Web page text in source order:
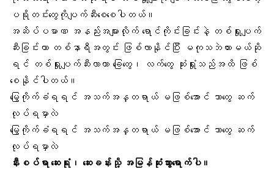
ပရိုတင်းတွေကိုပျက်ဆီးစေစေပါတယ်။
အဆိပ်ပမာဏ အနည်းအများလိုက် ရောင်ကိုင်းခြင်းနဲ့ တစ်ရှုးပျက်
ဆီးခြင်းဟာ တစ်နာရီအတွင်း ဖြစ်လာနိုင်ပြီး မကုသဘဲထားမယ်ဆို
ရင် တစ်ရှုးပျက်ဆီးလာကာ ခြေတွေ၊ လက်တွေ ဆုံးရှုံးသည်အထိ ဖြစ်
စေနိုင်ပါတယ်။
မြွေကိုက်ခံရရင် အသက်အန္တရာယ် မဖြစ်အောင် ဘာတွေ ဆက်
လုပ်ရမှာလဲ
မြွေကိုက်ခံရရင် အသက်အန္တရာယ် မဖြစ်အောင် ဘာတွေ ဆက်
လုပ်ရမှာလဲ
နီးစပ်ရာ ဆေးရုံး၊ ဆေးခန်းသို့ အမြန်ဆုံးသွားရောက်ပါ။